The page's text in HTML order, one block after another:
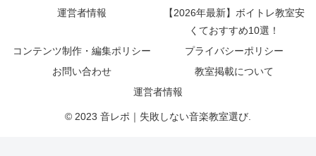
運営者情報
【2026年最新】ボイトレ教室安
くておすすめ10選！
コンテンツ制作・編集ポリシー
プライバシーポリシー
お問い合わせ
教室掲載について
運営者情報
© 2023 音レポ｜失敗しない音楽教室選び.